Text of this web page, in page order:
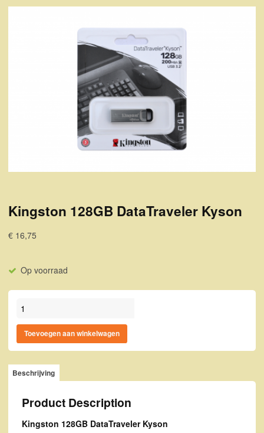
Kingston 128GB DataTraveler Kyson
€ 16,75
Op voorraad
Kingston 128GB DataTraveler Kyson aantal
Toevoegen aan winkelwagen
Beschrijving
Product Description
Kingston 128GB DataTraveler Kyson